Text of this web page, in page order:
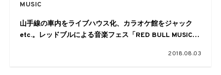
MUSIC
山手線の車内をライブハウス化、カラオケ館をジャック
etc.。レッドブルによる音楽フェス「RED BULL MUSIC
2018.08.03